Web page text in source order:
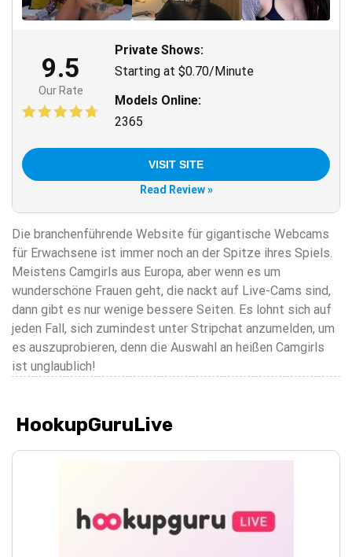
Private Shows:
Starting at $0.70/Minute
Models Online:
2365
9.5
Our Rate
VISIT SITE
Read Review »
Die branchenführende Website für gigantische Webcams
für Erwachsene ist immer noch an der Spitze ihres Spiels.
Meistens Camgirls aus Europa, aber wenn es um
wunderschöne Frauen geht, die nackt auf Live-Cams sind,
dann gibt es nur wenige bessere Seiten. Es lohnt sich auf
jeden Fall, sich zumindest unter Stripchat anzumelden, um
es auszuprobieren, denn die Auswahl an heißen Camgirls
ist unglaublich!
HookupGuruLive